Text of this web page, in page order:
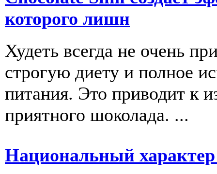
которого лишн
Худеть всегда не очень
строгую диету и полное
питания. Это приводит к
приятного шоколада. ...
Национальный